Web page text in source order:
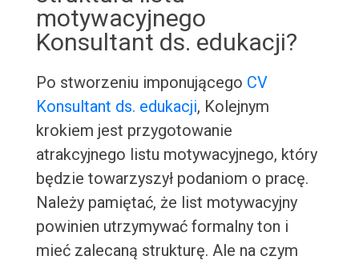
motywacyjnego
Konsultant ds. edukacji?
Po stworzeniu imponującego CV
Konsultant ds. edukacji, Kolejnym
krokiem jest przygotowanie
atrakcyjnego listu motywacyjnego, który
będzie towarzyszył podaniom o pracę.
Należy pamiętać, że list motywacyjny
powinien utrzymywać formalny ton i
mieć zalecaną strukturę. Ale na czym